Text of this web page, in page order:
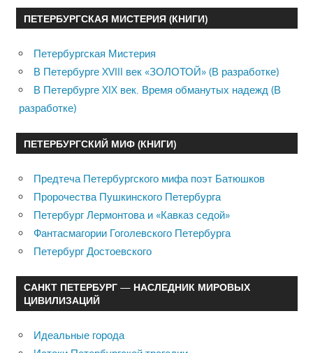
ПЕТЕРБУРГСКАЯ МИСТЕРИЯ (КНИГИ)
Петербургская Мистерия
В Петербурге XVIII век «ЗОЛОТОЙ» (В разработке)
В Петербурге XIX век. Время обманутых надежд (В
разработке)
ПЕТЕРБУРГСКИЙ МИФ (КНИГИ)
Предтеча Петербургского мифа поэт Батюшков
Пророчества Пушкинского Петербурга
Петербург Лермонтова и «Кавказ седой»
Фантасмагории Гоголевского Петербурга
Петербург Достоевского
САНКТ ПЕТЕРБУРГ — НАСЛЕДНИК МИРОВЫХ
ЦИВИЛИЗАЦИЙ
Идеальные города